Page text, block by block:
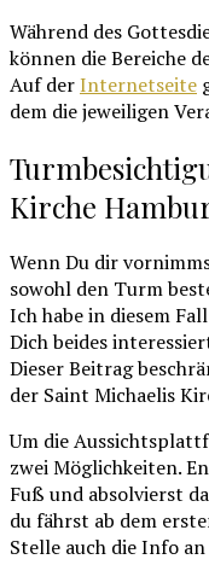
Während des
können die Bereiche
Auf derInternetseite
dem die jeweiligen
Kirche
Wenn Du dir
sowohl den Turm
Ich habe in diesem
Dich beides
Dieser Beitrag
der Saint Michaelis
Um die
zwei Möglichkeiten.
Fuß und absolvierst
du fährst ab dem
Stelle auch die Info